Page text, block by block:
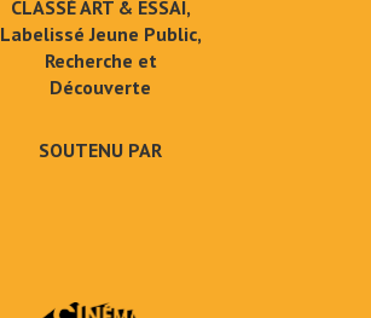
CLASSÉ ART & ESSAI,
Labelissé Jeune Public,
Recherche et
Découverte
SOUTENU PAR